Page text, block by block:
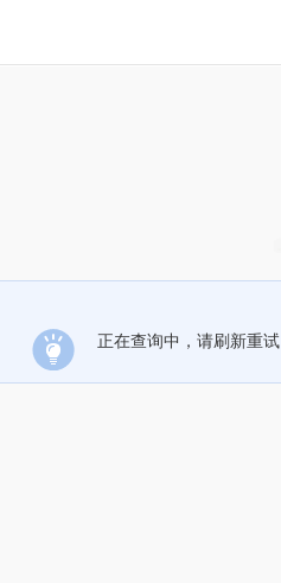
正在查询中，请刷新重试